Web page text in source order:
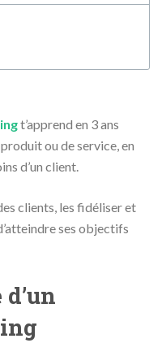
t’apprend en 3 ans
ou de service, en
d’un client.
clients, les fidéliser et
ses objectifs